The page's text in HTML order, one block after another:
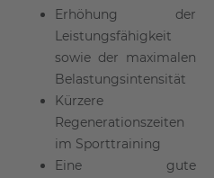
Erhöhung der
Leistungsfähigkeit
sowie der maximalen
Belastungsintensität
Kürzere
Regenerationszeiten
im Sporttraining
Eine gute